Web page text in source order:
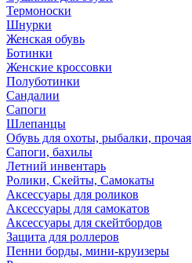
Термоноски
Шнурки
Женская обувь
Ботинки
Женские кроссовки
Полуботинки
Сандалии
Сапоги
Шлепанцы
Обувь для охоты, рыбалки, прочая
Сапоги, бахилы
Летний инвентарь
Ролики, Скейты, Самокаты
Аксессуары для роликов
Аксессуары для самокатов
Аксессуары для скейтбордов
Защита для роллеров
Пенни борды, мини-круизеры